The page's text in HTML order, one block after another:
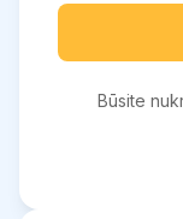
Būsite